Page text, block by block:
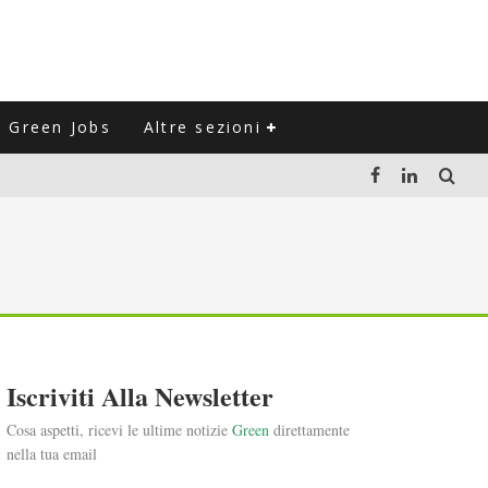
Green Jobs Altre sezioni
Iscriviti Alla Newsletter
Cosa aspetti, ricevi le ultime notizie Green direttamente
nella tua email